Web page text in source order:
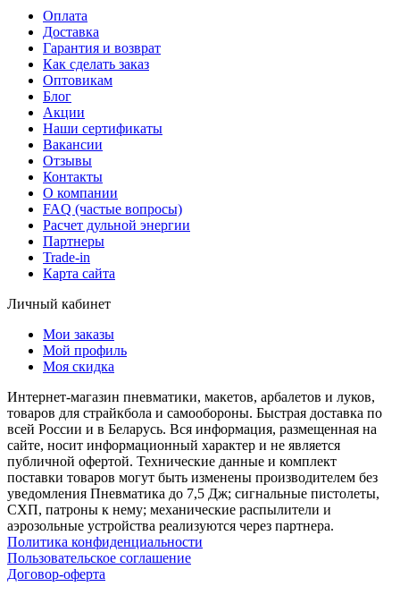
Оплата
Доставка
Гарантия и возврат
Как сделать заказ
Оптовикам
Блог
Акции
Наши сертификаты
Вакансии
Отзывы
Контакты
О компании
FAQ (частые вопросы)
Расчет дульной энергии
Партнеры
Trade-in
Карта сайта
Личный кабинет
Мои заказы
Мой профиль
Моя скидка
Интернет-магазин пневматики, макетов, арбалетов и луков,
товаров для страйкбола и самообороны. Быстрая доставка по
всей России и в Беларусь. Вся информация, размещенная на
сайте, носит информационный характер и не является
публичной офертой. Технические данные и комплект
поставки товаров могут быть изменены производителем без
уведомления Пневматика до 7,5 Дж; сигнальные пистолеты,
СХП, патроны к нему; механические распылители и
аэрозольные устройства реализуются через партнера.
Политика конфиденциальности
Пользовательское соглашение
Договор-оферта